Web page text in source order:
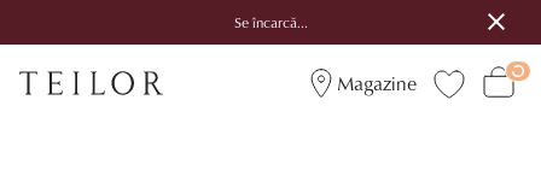
Se încarcă...
Magazine